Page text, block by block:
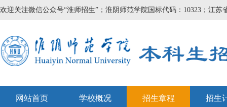
欢迎关注微信公众号“淮师招生”；淮阴师范学院国标代码：10323；江苏
网站首页 学校概况 招生章程 招生